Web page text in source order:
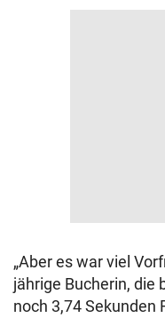
„Aber es war viel
jährige Bucherin, die
noch 3,74 Sekunden